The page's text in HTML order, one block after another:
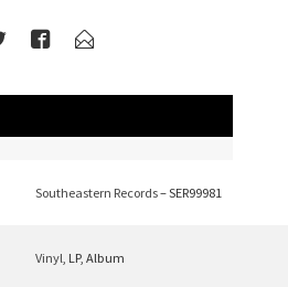
Southeastern Records– SER99981
Vinyl , LP, Album